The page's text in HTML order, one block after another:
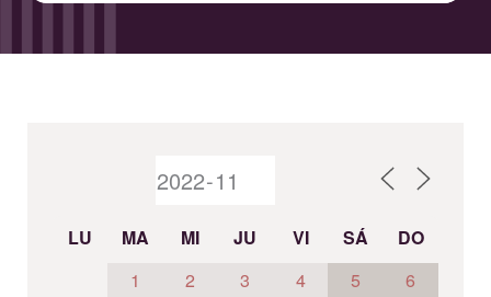
LU MA MI JU VI SÁ
DO
1
2 3 4 5 6